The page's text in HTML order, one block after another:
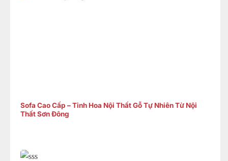
Sofa Cao Cấp – Tinh Hoa Nội Thất Gỗ Tự Nhiên Từ Nội
Thất Sơn Đông